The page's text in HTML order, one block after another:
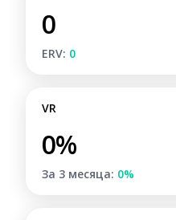
0
ERV: 0
VR
0%
За 3 месяца: 0%